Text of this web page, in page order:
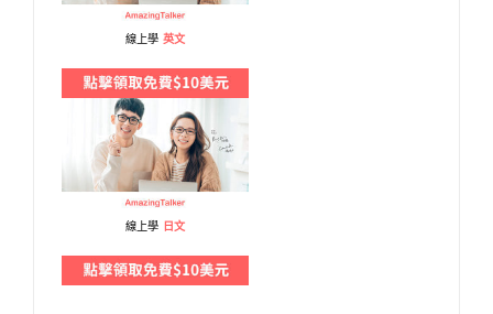
線上學 英文
線上學 日文